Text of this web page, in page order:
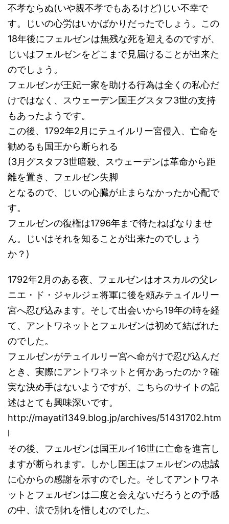
不孝ならぬ(いや親不孝でもあるけど)じい不幸で
す。じいの心労はいかばかりだったでしょう。この
18年後にフェルゼンは無残な死を迎えるのですが、
じいはフェルゼンをどこまで見届けることが出来た
のでしょう。
フェルゼンが王妃一家を助ける行為は全くの私心だ
けではなく、スウェーデン国王グスタフ3世の支持
もあったようです。
この後、1792年2月にテュイルリー宮侵入、亡命を
勧めるも国王から断られる
(3月グスタフ3世暗殺、スウェーデンは革命から距
離を置き、フェルゼン失脚
となるので、じいの心臓が止まらなかったか心配で
す。
フェルゼンの復権は1796年まで待たねばなりませ
ん。じいはそれを知ることが出来たのでしょう
か？)
1792年2月のある夜、フェルゼンはオスカルの父レ
ニエ・ド・ジャルジェ将軍に後を頼みテュイルリー
宮へ忍び込みます。そして出会いから19年の時を経
て、アントワネットとフェルゼンは初めて結ばれた
のでした。
フェルゼンがテュイルリー宮へ命がけで忍び込んだ
とき、実際にアントワネットと何かあったのか？確
実な決め手はないようですが、こちらのサイトの記
述はとても興味深いです。
http://mayati1349.blog.jp/archives/51431702.htm
l
その後、フェルゼンは国王ルイ16世に亡命を進言し
ますが断られます。しかし国王はフェルゼンの忠誠
に心からの感謝を示すのでした。そしてアントワネ
ットとフェルゼンは二度と会えないだろうとの予感
の中、涙で別れを惜しむのでした。